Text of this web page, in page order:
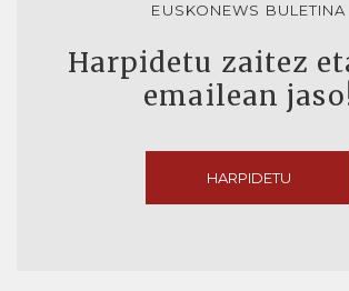
EUSKONEWS BULETINA
Harpidetu zaitez
emailean
HARPIDETU